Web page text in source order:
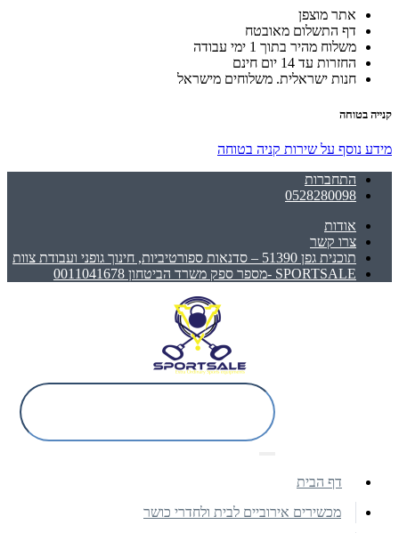
אתר מוצפן
דף התשלום מאובטח
משלוח מהיר בתוך 1 ימי עבודה
החזרות עד 14 יום חינם
חנות ישראלית. משלוחים מישראל
קנייה בטוחה
מידע נוסף על שירות קניה בטוחה
התחברות
0528280098
אודות
צרו קשר
תוכנית גפן 51390 – סדנאות ספורטיביות, חינוך גופני ועבודת צוות
SPORTSALE -מספר ספק משרד הביטחון 0011041678
דף הבית
מכשירים אירוביים לבית ולחדרי כושר